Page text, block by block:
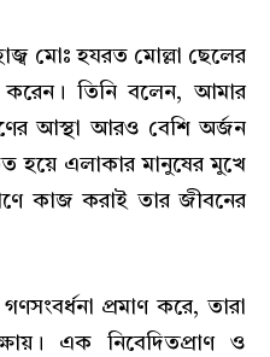
মোঃ হযরত মোল্লা ছেলের
করেন। তিনি বলেন, আমার
আস্থা আরও বেশি অর্জন
হয়ে এলাকার মানুষের মুখে
কাজ করাই তার জীবনের
প্রমাণ করে, তারা
এক নিবেদিতপ্রাণ ও